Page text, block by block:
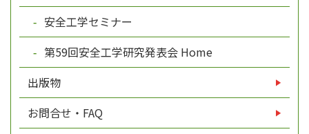
安全工学セミナー
第59回安全工学研究発表会 Home
出版物
お問合せ・FAQ